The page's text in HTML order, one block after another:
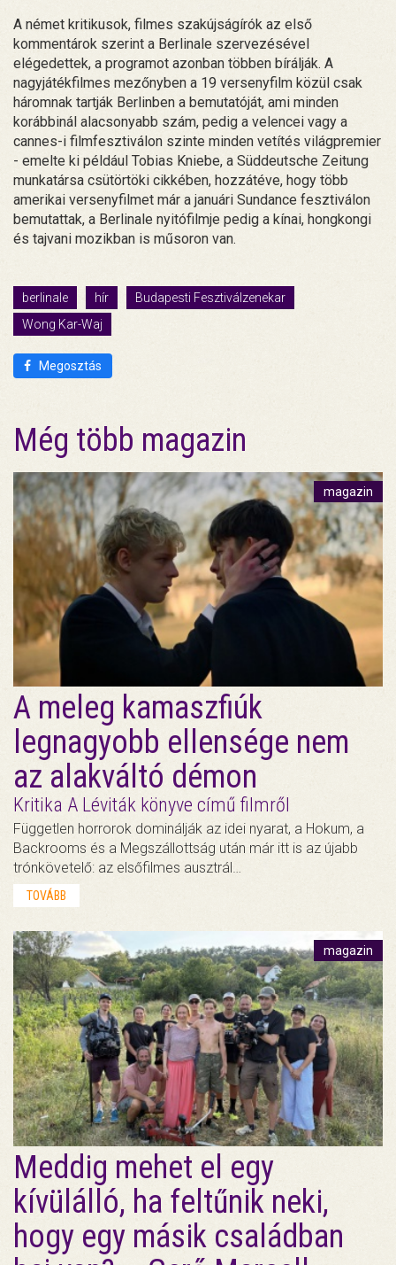
A német kritikusok, filmes szakújságírók az első
kommentárok szerint a Berlinale szervezésével
elégedettek, a programot azonban többen bírálják. A
nagyjátékfilmes mezőnyben a 19 versenyfilm közül csak
háromnak tartják Berlinben a bemutatóját, ami minden
korábbinál alacsonyabb szám, pedig a velencei vagy a
cannes-i filmfesztiválon szinte minden vetítés világpremier
- emelte ki például Tobias Kniebe, a Süddeutsche Zeitung
munkatársa csütörtöki cikkében, hozzátéve, hogy több
amerikai versenyfilmet már a januári Sundance fesztiválon
bemutattak, a Berlinale nyitófilmje pedig a kínai, hongkongi
és tajvani mozikban is műsoron van.
berlinale hír
Budapesti Fesztiválzenekar
Wong Kar-Waj
Megosztás
Még több magazin
magazin
A meleg kamaszfiúk
legnagyobb ellensége nem
az alakváltó démon
Kritika A Léviták könyve című filmről
Független horrorok dominálják az idei nyarat, a Hokum, a
Backrooms és a Megszállottság után már itt is az újabb
trónkövetelő: az elsőfilmes ausztrál…
TOVÁBB
magazin
Meddig mehet el egy
kívülálló, ha feltűnik neki,
hogy egy másik családban